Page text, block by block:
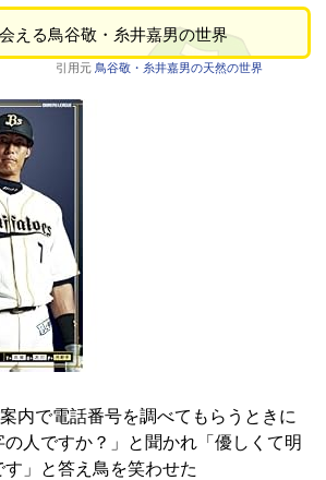
える鳥谷敬・糸井嘉男の世界
引用元 鳥谷敬・糸井嘉男の天然の世界
内で電話番号を調べてもらうときに
の人ですか？」と聞かれ「優しくて明
」と答え鳥を笑わせた